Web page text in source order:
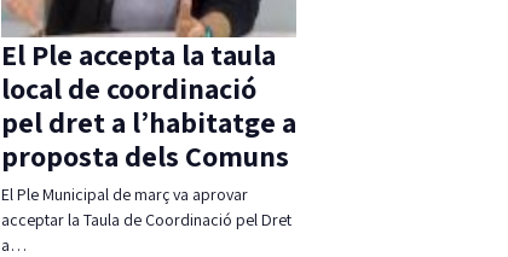
El Ple accepta la taula
local de coordinació
pel dret a l’habitatge a
proposta dels Comuns
El Ple Municipal de març va aprovar
acceptar la Taula de Coordinació pel Dret
a…